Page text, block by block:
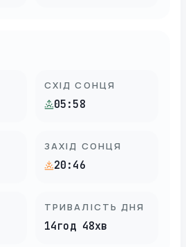
СХІД СОНЦЯ
05:58
ЗАХІД СОНЦЯ
20:46
ТРИВАЛІСТЬ ДНЯ
14год 48хв